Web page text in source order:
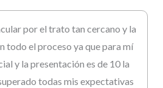
por el trato tan cercano y la
todo el proceso ya que para mí
y la presentación es de 10 la
todas mis expectativas